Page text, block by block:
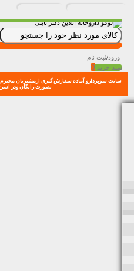
ورود/ثبت نام
سبد خرید 0
سایت سوپردارو آماده سفارش گیری ازمشتریان محترم
بصورت رایگان ودر